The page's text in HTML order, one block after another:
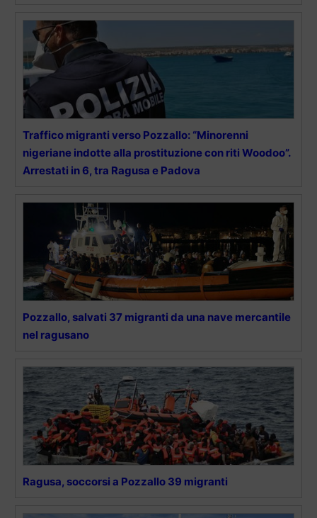
Traffico migranti verso Pozzallo: “Minorenni
nigeriane indotte alla prostituzione con riti Woodoo”.
Arrestati in 6, tra Ragusa e Padova
Pozzallo, salvati 37 migranti da una nave mercantile
nel ragusano
Ragusa, soccorsi a Pozzallo 39 migranti